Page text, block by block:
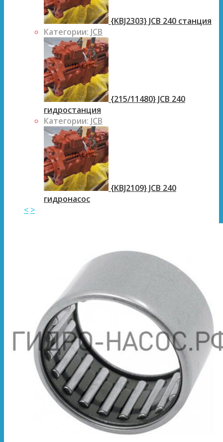
{KBJ2303} JCB 240 станция
Категории: JCB
{215/11480} JCB 240
гидростанция
Категории: JCB
{KBJ2109} JCB 240
гидронасос
< >